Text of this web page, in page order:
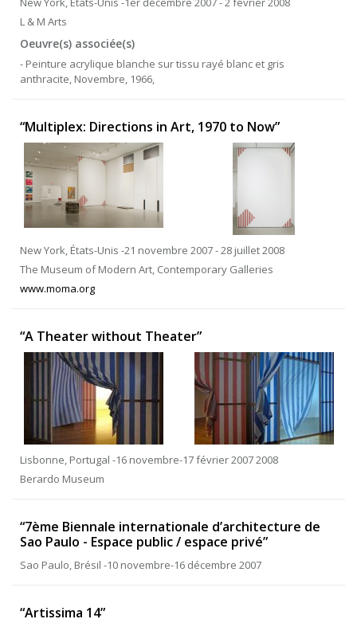
L & M Arts
Oeuvre(s) associée(s)
- Peinture acrylique blanche sur tissu rayé blanc et gris
anthracite, Novembre, 1966,
“Multiplex: Directions in Art, 1970 to Now”
New York, États-Unis -21 novembre 2007 - 28 juillet 2008
The Museum of Modern Art, Contemporary Galleries
www.moma.org
“A Theater without Theater”
Lisbonne, Portugal -16 novembre-17 février 2007 2008
Berardo Museum
“7ème Biennale internationale d’architecture de
Sao Paulo - Espace public / espace privé”
Sao Paulo, Brésil -10 novembre-16 décembre 2007
“Artissima 14”